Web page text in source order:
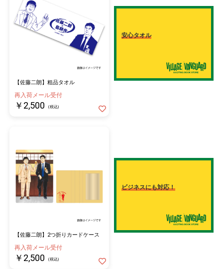
以上ご購入のお客様の中から、抽選で5名様へ【佐藤二朗様直筆
サイン入りファブリックパネル】をプレゼントいたします！
受注期間：4/25～5/6 23:59
■応募条件
税込5,000円の会計1回に付き1回応募とさせていただきます。
※お1人様につきご応募は一口とさせていただきます。
【佐藤二朗】粗品タオル
再入荷メール受付
￥2,500 (税込)
安心タオル
【佐藤二朗】2つ折りカードケース
再入荷メール受付
￥2,500 (税込)
ビジネスにも対応！